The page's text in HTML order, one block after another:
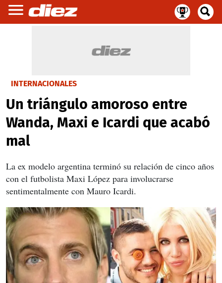
INTERNACIONALES
Un triángulo amoroso entre
Wanda, Maxi e Icardi que acabó
mal
La ex modelo argentina terminó su relación de cinco años
con el futbolista Maxi López para involucrarse
sentimentalmente con Mauro Icardi.